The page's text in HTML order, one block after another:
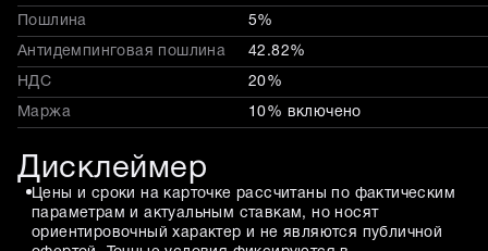
Пошлина 5%
Антидемпинговая пошлина 42.82%
НДС 20%
Маржа 10% включено
Дисклеймер
Цены и сроки на карточке рассчитаны по фактическим
параметрам и актуальным ставкам, но носят
ориентировочный характер и не являются публичной